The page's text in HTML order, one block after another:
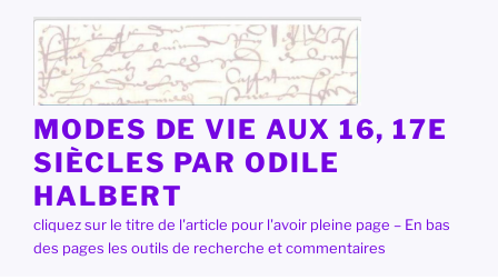
contenu
principal
MODES DE VIE AUX 16, 17E
SIÈCLES PAR ODILE
HALBERT
cliquez sur le titre de l'article pour l'avoir pleine page – En bas
des pages les outils de recherche et commentaires